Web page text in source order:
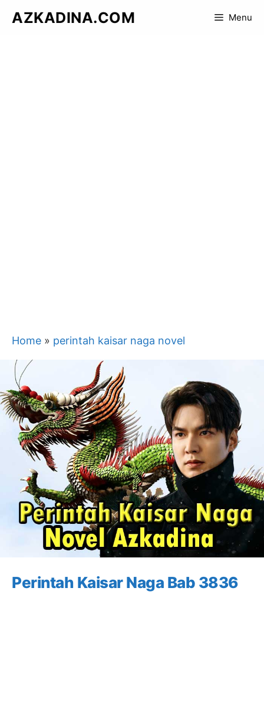
AZKADINA.COM Menu
Home » perintah kaisar naga novel
Perintah Kaisar Naga Bab 3836